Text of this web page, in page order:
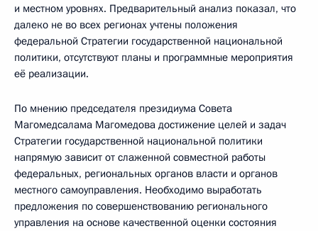
и местном уровнях. Предварительный анализ показал, что
далеко не во всех регионах учтены положения
федеральной Стратегии государственной национальной
политики, отсутствуют планы и программные мероприятия
её реализации.
По мнению председателя президиума Совета
Магомедсалама Магомедова достижение целей и задач
Стратегии государственной национальной политики
напрямую зависит от слаженной совместной работы
федеральных, региональных органов власти и органов
местного самоуправления. Необходимо выработать
предложения по совершенствованию регионального
управления на основе качественной оценки состояния